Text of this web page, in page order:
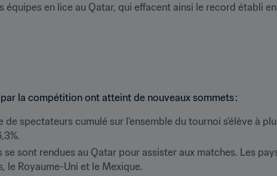
équipes en lice au Qatar, qui effacent ainsi le record établi en
la compétition ont atteint de nouveaux sommets :
de spectateurs cumulé sur l’ensemble du tournoi s’élève à
sont rendues au Qatar pour assister aux matches. Les
le Royaume-Uni et le Mexique.